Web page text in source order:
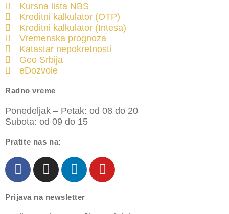
Kursna lista NBS
Kreditni kalkulator (OTP)
Kreditni kalkulator (Intesa)
Vremenska prognoza
Katastar nepokretnosti
Geo Srbija
eDozvole
Radno vreme
Ponedeljak – Petak: od 08 do 20
Subota: od 09 do 15
Pratite nas na:
Prijava na newsletter